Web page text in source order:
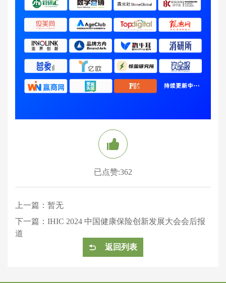
已点赞:362
上一篇： 暂无
下一篇： IHIC 2024 中国健康保险创新发展大会会后报
道
返回列表